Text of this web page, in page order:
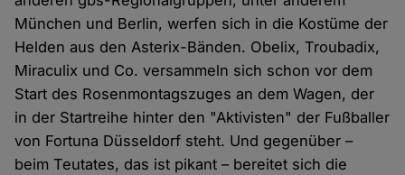
München und Berlin, werfen sich in die Kostüme der
Helden aus den Asterix-Bänden. Obelix, Troubadix,
Miraculix und Co. versammeln sich schon vor dem
Start des Rosenmontagszuges an dem Wagen, der
in der Startreihe hinter den "Aktivisten" der Fußballer
von Fortuna Düsseldorf steht. Und gegenüber –
beim Teutates, das ist pikant – bereitet sich die